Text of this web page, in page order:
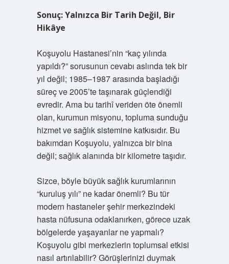
Sonuç: Yalnızca Bir Tarih Değil, Bir
Hikâye
Koşuyolu Hastanesi’nin “kaç yılında
yapıldı?” sorusunun cevabı aslında tek bir
yıl değil; 1985–1987 arasında başladığı
süreç ve 2005’te taşınarak güçlendiği
evredir. Ama bu tarihî veriden öte önemli
olan, kurumun misyonu, topluma sunduğu
hizmet ve sağlık sistemine katkısıdır. Bu
bakımdan Koşuyolu, yalnızca bir bina
değil; sağlık alanında bir kilometre taşıdır.
Sizce, böyle büyük sağlık kurumlarının
“kuruluş yılı” ne kadar önemli? Bu tür
modern hastaneler şehir merkezindeki
hasta nüfusuna odaklanırken, görece uzak
bölgelerde yaşayanlar ne yapmalı?
Koşuyolu gibi merkezlerin toplumsal etkisi
nasıl artırılabilir? Görüşlerinizi duymak